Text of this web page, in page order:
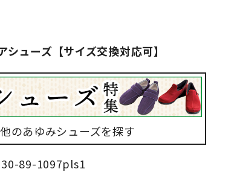
ューズ【サイズ交換対応可】
89-1097pls1
のあゆみシューズを探す